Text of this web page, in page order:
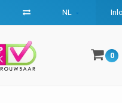
NL
0